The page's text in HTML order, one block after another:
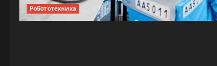
Робототехника